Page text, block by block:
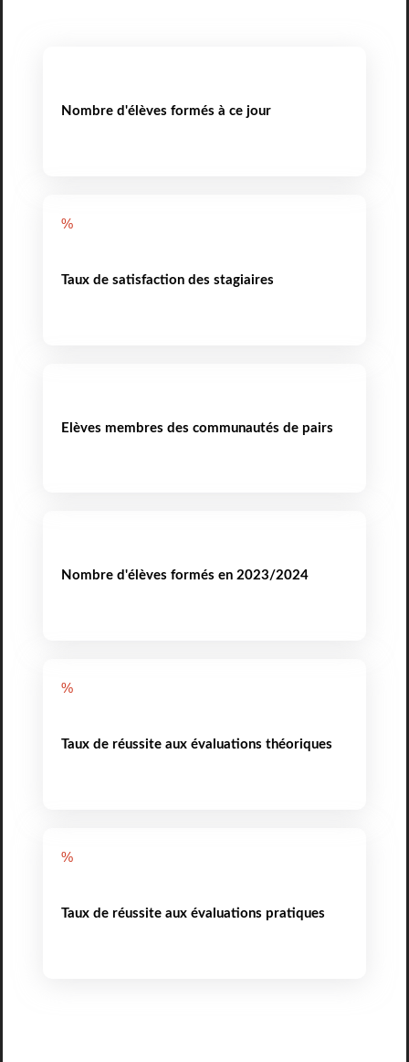
Nombre d'élèves formés à ce jour
%
Taux de satisfaction des stagiaires
Elèves membres des communautés de pairs
Nombre d'élèves formés en 2023/2024
%
Taux de réussite aux évaluations théoriques
%
Taux de réussite aux évaluations pratiques